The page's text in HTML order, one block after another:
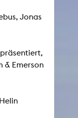
Jonas
& Emerson